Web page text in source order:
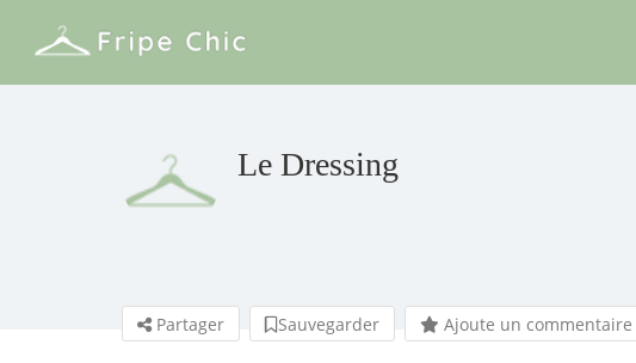
Le Dressing
Partager Sauvegarder Ajoute un commentaire